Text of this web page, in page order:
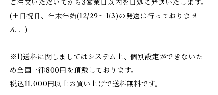
ご注文いただいてから3営業日以内を目処に発送いたします。
(土日祝日、年末年始(12/29〜1/3)の発送は行っておりませ
ん。)
※1)送料に関しましてはシステム上、個別設定ができないた
め全国一律800円を頂戴しております。
税込11,000円以上お買い上げで送料無料です。